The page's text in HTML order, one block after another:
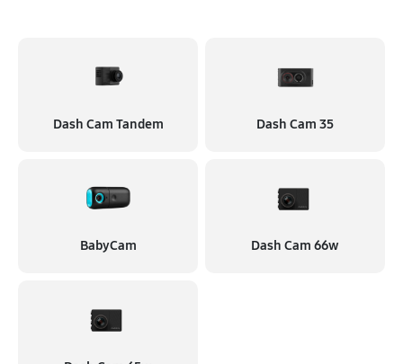
Dash Cam Tandem Dash Cam 35
BabyCam Dash Cam 66w